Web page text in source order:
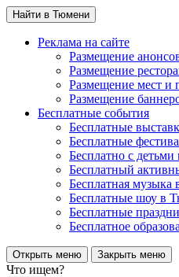
Найти в Тюмени
Реклама на сайте
Размещение
Размещение
Размещение мест и
Размещение
Бесплатные события
Бесплатные
Бесплатные
Бесплатно с
Бесплатный
Бесплатная
Бесплатные шоу в
Бесплатные
Бесплатное
Открыть меню Закрыть меню
Что ищем?